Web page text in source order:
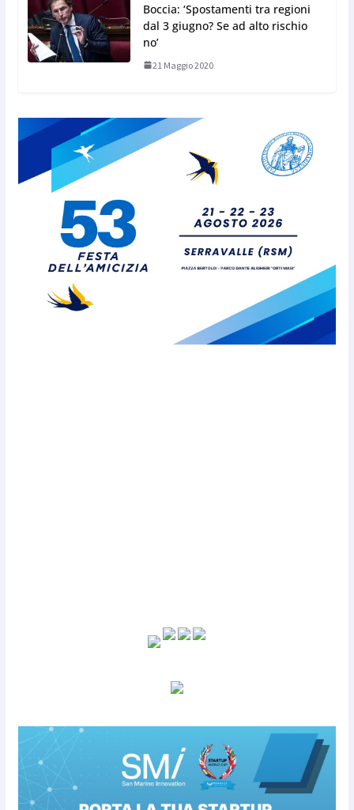
Boccia: ‘Spostamenti tra regioni
dal 3 giugno? Se ad alto rischio
no’
21 Maggio 2020